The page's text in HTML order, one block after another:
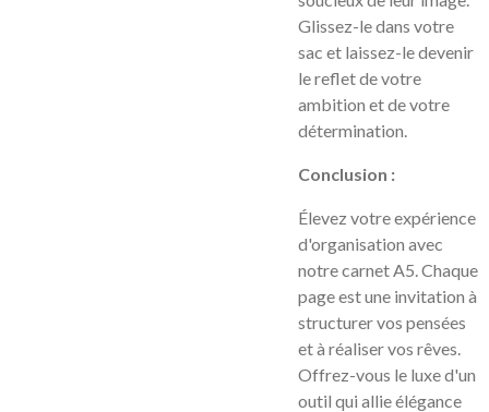
Glissez-le dans votre
sac et laissez-le devenir
le reflet de votre
ambition et de votre
détermination.
Conclusion :
Élevez votre expérience
d'organisation avec
notre carnet A5. Chaque
page est une invitation à
structurer vos pensées
et à réaliser vos rêves.
Offrez-vous le luxe d'un
outil qui allie élégance